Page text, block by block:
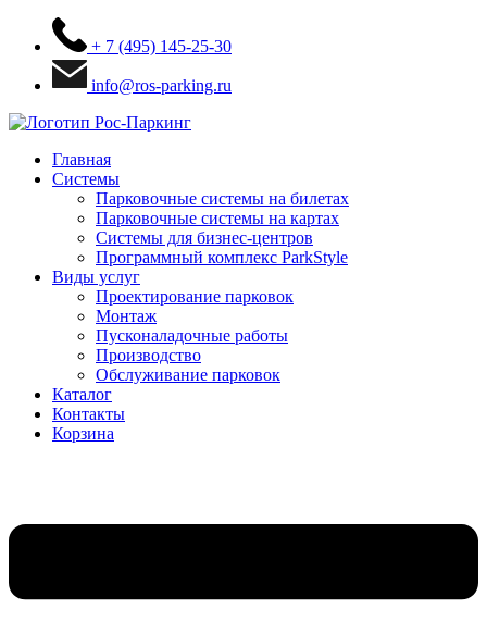
+ 7 (495) 145-25-30
info@ros-parking.ru
Главная
Системы
Парковочные системы на билетах
Парковочные системы на картах
Системы для бизнес-центров
Программный комплекс ParkStyle
Виды услуг
Проектирование парковок
Монтаж
Пусконаладочные работы
Производство
Обслуживание парковок
Каталог
Контакты
Корзина